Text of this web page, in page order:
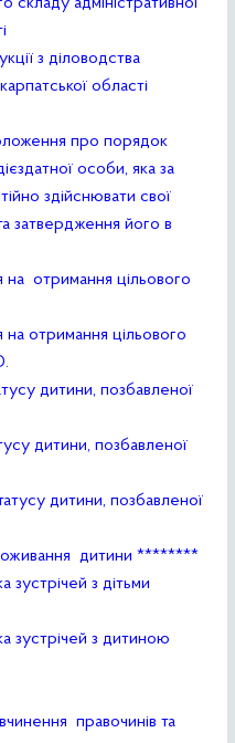
з діловодства
області
про порядок
особи, яка за
здійснювати свої
затвердження його в
отримання цільового
отримання цільового
дитини, позбавленої
дитини, позбавленої
дитини, позбавленої
дитини ********
з дітьми
зустрічей з дитиною
правочинів та